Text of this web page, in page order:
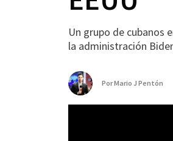
Un grupo de cubanos
la administración
PorMario J Pentón